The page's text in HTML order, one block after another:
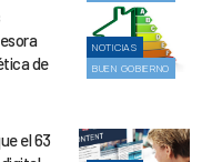
NOTICIAS
BUEN GOBIERNO
de
el 63